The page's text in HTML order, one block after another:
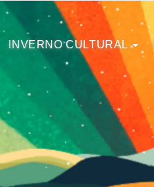
INVERNO CULTURAL